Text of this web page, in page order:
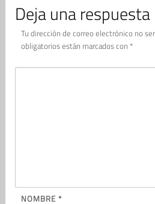
Deja una respuesta
Tu dirección de correo electrónico no
obligatorios están marcados con *
NOMBRE *